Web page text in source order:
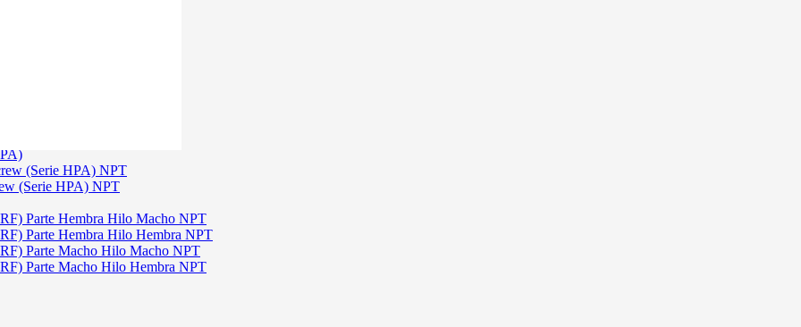
(Serie HPA) NPT
(Serie HPA) NPT
Parte Hembra Hilo Macho NPT
Parte Hembra Hilo Hembra NPT
Parte Macho Hilo Macho NPT
Parte Macho Hilo Hembra NPT